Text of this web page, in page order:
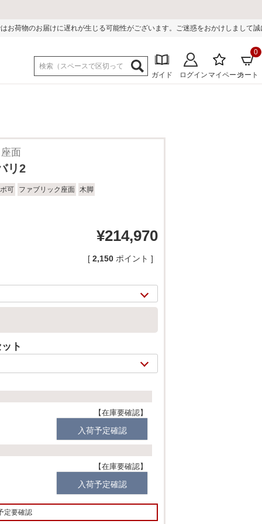
る可能性がございます。ご迷惑をおかけしまして誠に申し訳ございません。
ガイド ログイン マイページカート
0
2/18
面
リ2
可 ファブリック座面 木脚
¥214,970
[ 2,150 ポイント ]
ト
在庫要確認
入荷予定確認
在庫要確認
入荷予定確認
定要確認